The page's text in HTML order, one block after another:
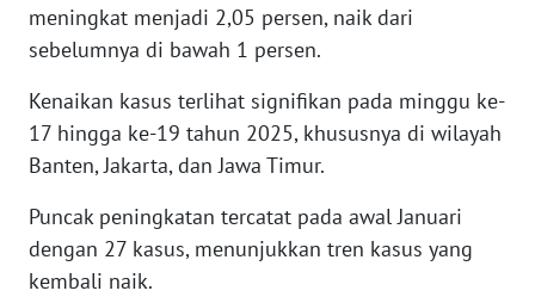
meningkat menjadi 2,05 persen, naik dari
sebelumnya di bawah 1 persen.
Kenaikan kasus terlihat signifikan pada minggu ke-
17 hingga ke-19 tahun 2025, khususnya di wilayah
Banten, Jakarta, dan Jawa Timur.
Puncak peningkatan tercatat pada awal Januari
dengan 27 kasus, menunjukkan tren kasus yang
kembali naik.
PEDOMAN
SIBER
REDAKSI
KARIR
DISCLAIMER